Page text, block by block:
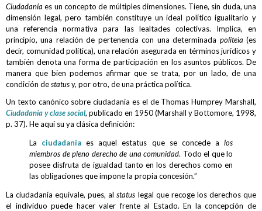
Ciudadanía es un concepto de múltiples dimensiones. Tiene, sin duda, una
dimensión legal, pero también constituye un ideal político igualitario y
una referencia normativa para las lealtades colectivas. Implica, en
principio, una relación de pertenencia con una determinada politeia(es
decir, comunidad política), una relación asegurada en términos jurídicos y
también denota una forma de participación en los asuntos públicos. De
manera que bien podemos afirmar que se trata, por un lado, de una
condición destatusy, por otro, de una práctica política.
Un texto canónico sobre ciudadanía es el de Thomas Humprey Marshall,
Ciudadanía y clase social, publicado en 1950 (Marshall y Bottomore, 1998,
p. 37). He aquí su ya clásica definición:
La ciudadaníaes aquel estatus que se concede alos
miembros de pleno derecho de una comunidad. Todo el que lo
posee disfruta de igualdad tanto en los derechos como en
las obligaciones que impone la propia concesión.”
La ciudadanía equivale, pues, alstatus legal que recoge los derechos que
el individuo puede hacer valer frente al Estado. En la concepción de